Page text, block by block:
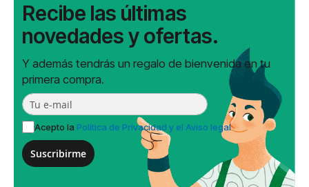
Recibe las últimas
novedades y ofertas.
Y además tendrás un regalo de bienvenida en tu
primera compra.
Acepto la Política de Privacidad y el Aviso legal
Suscribirme